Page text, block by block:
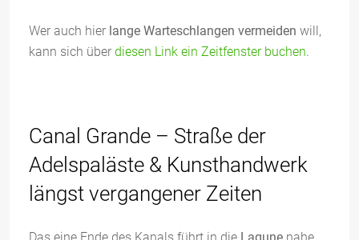
Wer auch hier lange Warteschlangen vermeiden will,
kann sich über diesen Link ein Zeitfenster buchen.
Canal Grande – Straße der
Adelspaläste & Kunsthandwerk
längst vergangener Zeiten